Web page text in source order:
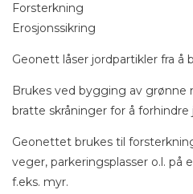
Forsterkning
Erosjonssikring
Geonett låser jordpartikler fra å
Brukes ved bygging av
bratte skråninger for å forhindre
Geonettet brukes til
veger, parkeringsplasser o.l.
f.eks. myr.